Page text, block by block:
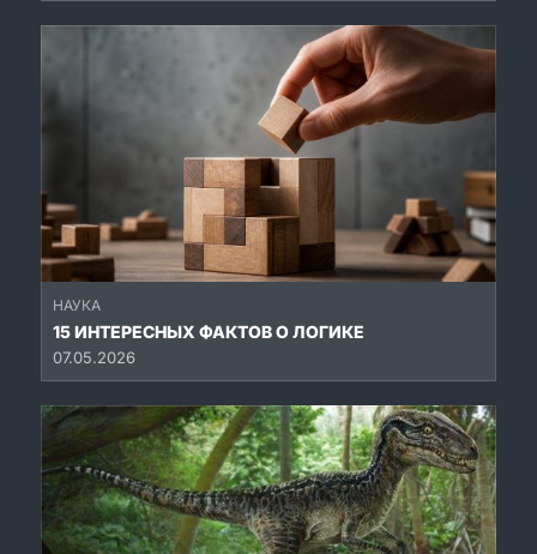
НАУКА
15 ИНТЕРЕСНЫХ ФАКТОВ О ЛОГИКЕ
07.05.2026